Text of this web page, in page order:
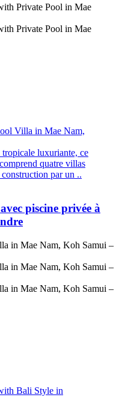
luxuriante, ce
quatre villas
par un ..
piscine privée à